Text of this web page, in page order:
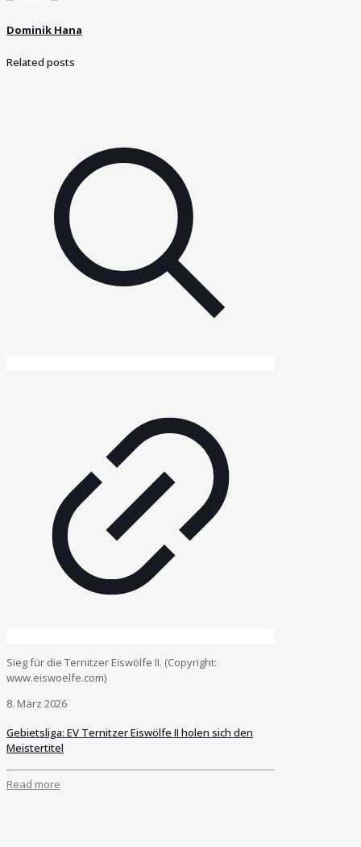
Dominik Hana
Related posts
Sieg für die Ternitzer Eiswölfe II. (Copyright:
www.eiswoelfe.com)
8. März 2026
Gebietsliga: EV Ternitzer Eiswölfe II holen sich den
Meistertitel
Read more